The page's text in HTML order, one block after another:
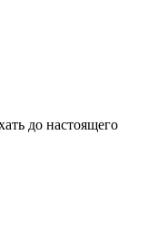
до настоящего